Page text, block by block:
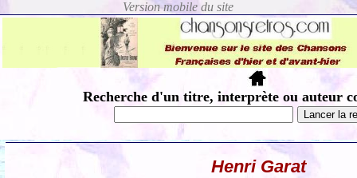
Recherche d'un titre, interprète ou auteur
Henri Garat